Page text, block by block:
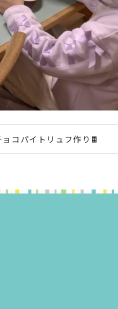
コパイトリュフ作り🍫